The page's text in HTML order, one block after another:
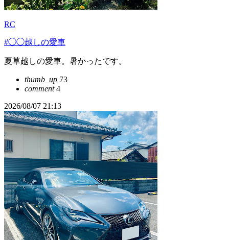
RC
#◯◯越しの愛車
夏草越しの愛車。暑かったです。
thumb_up 73
comment4
2026/08/07 21:13